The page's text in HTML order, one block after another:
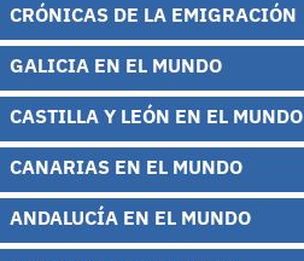
CRÓNICAS DE LA EMIGRACIÓN
GALICIA EN EL MUNDO
CASTILLA Y LEÓN EN EL MUNDO
CANARIAS EN EL MUNDO
ANDALUCÍA EN EL MUNDO